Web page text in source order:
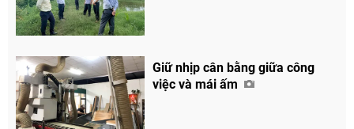
Giữ nhịp cân bằng giữa công
việc và mái ấm